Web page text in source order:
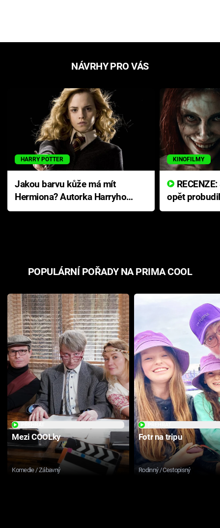
NÁVRHY PRO VÁS
HARRY POTTER
Jakou barvu kůže má mít
Hermiona? Autorka Harryho
Pottera přišla s ráznou
KINOFILMY
opět
přichází s
POPULÁRNÍ POŘADY NA PRIMA COOL
Mezi COOLky
Komedie / Zábavný
Fotr na tripu
Rodinný / Cestopisný